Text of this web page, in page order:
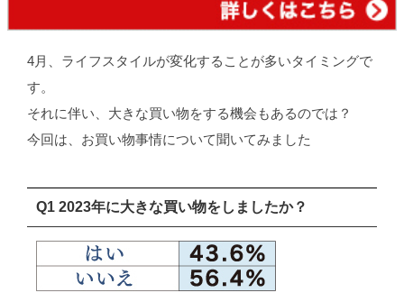
4月、ライフスタイルが変化することが多いタイミングで
す。
それに伴い、大きな買い物をする機会もあるのでは？
今回は、お買い物事情について聞いてみました
Q1 2023年に大きな買い物をしましたか？